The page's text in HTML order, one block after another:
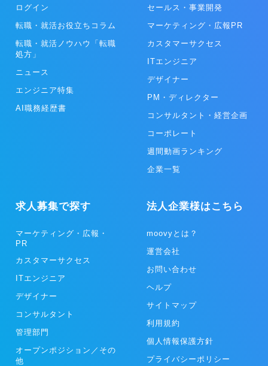
ログイン
転職・就活お役立ちコラム
転職・就活ノウハウ「転職
処方」
ニュース
エンジニア特集
AI職務経歴書
セールス・事業開発
マーケティング・広報PR
カスタマーサクセス
ITエンジニア
デザイナー
PM・ディレクター
コンサルタント・経営企画
コーポレート
週間動画ランキング
企業一覧
求人募集で探す
マーケティング・広報・
PR
カスタマーサクセス
ITエンジニア
デザイナー
コンサルタント
管理部門
オープンポジション／その
他
法人企業様はこちら
moovyとは？
運営会社
お問い合わせ
ヘルプ
サイトマップ
利用規約
個人情報保護方針
プライバシーポリシー